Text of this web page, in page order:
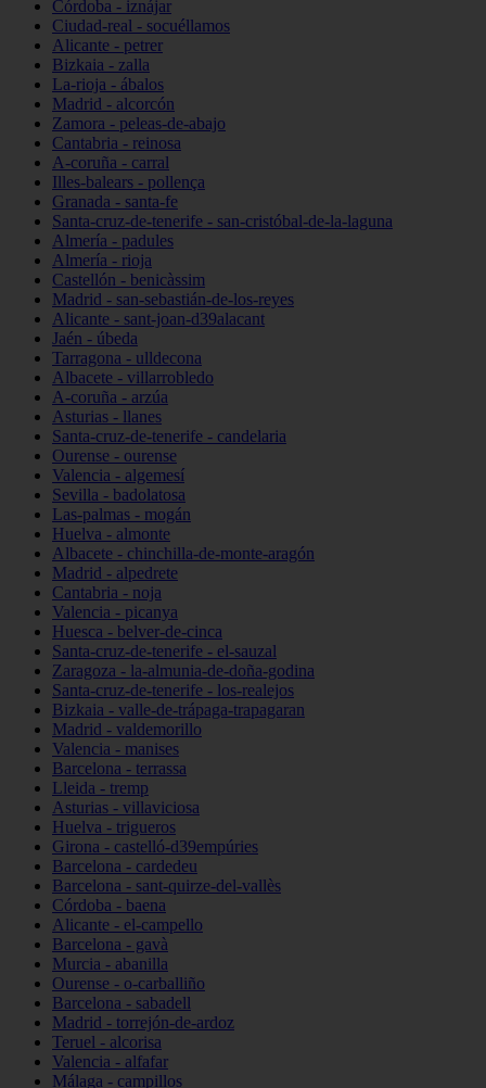
Córdoba - iznájar
Ciudad-real - socuéllamos
Alicante - petrer
Bizkaia - zalla
La-rioja - ábalos
Madrid - alcorcón
Zamora - peleas-de-abajo
Cantabria - reinosa
A-coruña - carral
Illes-balears - pollença
Granada - santa-fe
Santa-cruz-de-tenerife - san-cristóbal-de-la-laguna
Almería - padules
Almería - rioja
Castellón - benicàssim
Madrid - san-sebastián-de-los-reyes
Alicante - sant-joan-d39alacant
Jaén - úbeda
Tarragona - ulldecona
Albacete - villarrobledo
A-coruña - arzúa
Asturias - llanes
Santa-cruz-de-tenerife - candelaria
Ourense - ourense
Valencia - algemesí
Sevilla - badolatosa
Las-palmas - mogán
Huelva - almonte
Albacete - chinchilla-de-monte-aragón
Madrid - alpedrete
Cantabria - noja
Valencia - picanya
Huesca - belver-de-cinca
Santa-cruz-de-tenerife - el-sauzal
Zaragoza - la-almunia-de-doña-godina
Santa-cruz-de-tenerife - los-realejos
Bizkaia - valle-de-trápaga-trapagaran
Madrid - valdemorillo
Valencia - manises
Barcelona - terrassa
Lleida - tremp
Asturias - villaviciosa
Huelva - trigueros
Girona - castelló-d39empúries
Barcelona - cardedeu
Barcelona - sant-quirze-del-vallès
Córdoba - baena
Alicante - el-campello
Barcelona - gavà
Murcia - abanilla
Ourense - o-carballiño
Barcelona - sabadell
Madrid - torrejón-de-ardoz
Teruel - alcorisa
Valencia - alfafar
Málaga - campillos